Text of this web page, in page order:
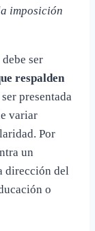
imposición
ser
respalden
presentada
variar
Por
un
dirección del
o